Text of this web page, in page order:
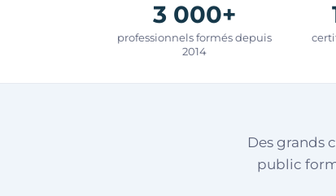
3 000+
professionnels formés depuis
2014
Des grands
public